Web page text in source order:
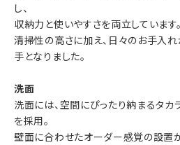
し、
収納力と使いやすさを両立しています。
清掃性の高さに加え、日々のお手入
手となりました。
洗面
洗面には、空間にぴったり納まるタカ
を採用。
壁面に合わせたオーダー感覚の設置